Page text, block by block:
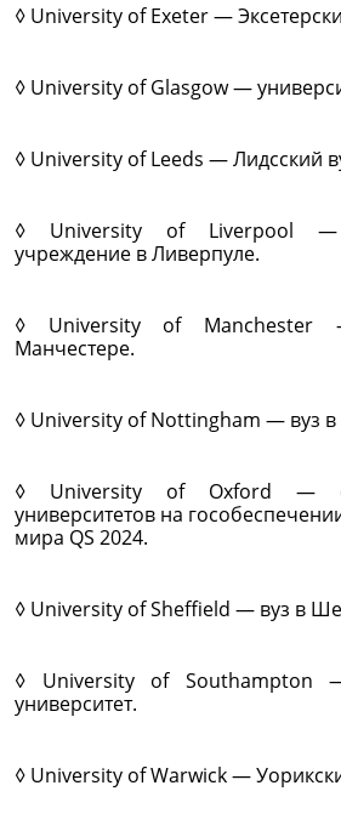
◊ University of Exeter —
◊ University of Glasgow —
◊ University of Leeds — Лидсский
◊ University of Liverpool —
учреждение в Ливерпуле.
◊ University of Manchester
Манчестере.
◊ University of Nottingham — вуз в
◊ University of Oxford —
университетов на
мира QS 2024.
◊ University of Sheffield — вуз в
◊ University of Southampton —
университет.
◊ University of Warwick —